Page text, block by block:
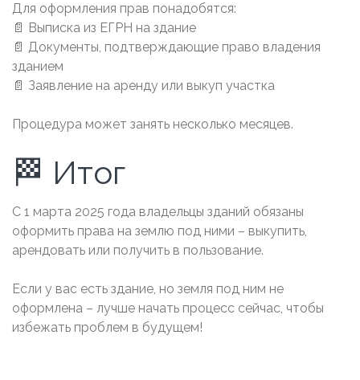
Для оформления прав понадобятся:
📄 Выписка из ЕГРН на здание
📄 Документы, подтверждающие право владения
зданием
📄 Заявление на аренду или выкуп участка
Процедура может занять несколько месяцев.
🏁 Итог
С 1 марта 2025 года владельцы зданий обязаны
оформить права на землю под ними – выкупить,
арендовать или получить в пользование.
Если у вас есть здание, но земля под ним не
оформлена – лучше начать процесс сейчас, чтобы
избежать проблем в будущем!